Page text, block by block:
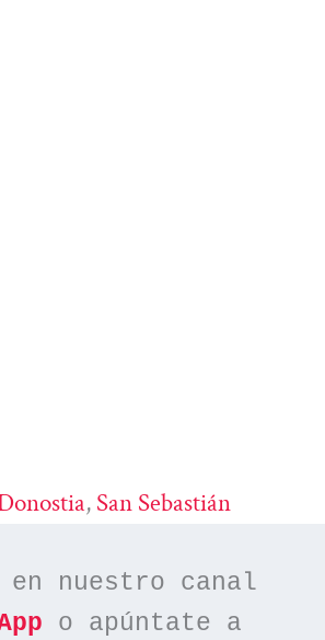
, San Sebastián
en nuestro canal
o apúntate a